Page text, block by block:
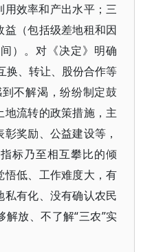
效率和产出水平；三
（包括级差地租和因
）。对《决定》明确
换、转让、股份合作等
不解渴，纷纷制定鼓
流转的政策措施，主
奖励、公益建设等，
标乃至相互攀比的倾
悟低、工作难度大，有
有化、没有确认农民
放、不了解“三农”实